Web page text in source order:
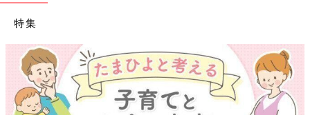
特集
【ワクチン接種できるものも】妊婦の感染症対策、知っておいて！